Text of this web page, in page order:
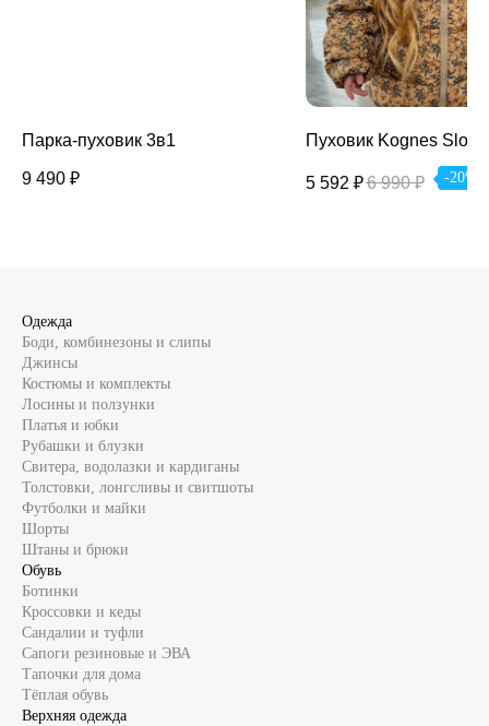
Парка-пуховик 3в1
9 490 ₽
Пуховик Kognes Slojd
5 592 ₽6 990 ₽ -20%
Одежда
Боди, комбинезоны и слипы
Джинсы
Костюмы и комплекты
Лосины и ползунки
Платья и юбки
Рубашки и блузки
Свитера, водолазки и кардиганы
Толстовки, лонгсливы и свитшоты
Футболки и майки
Шорты
Штаны и брюки
Обувь
Ботинки
Кроссовки и кеды
Сандалии и туфли
Сапоги резиновые и ЭВА
Тапочки для дома
Тёплая обувь
Верхняя одежда